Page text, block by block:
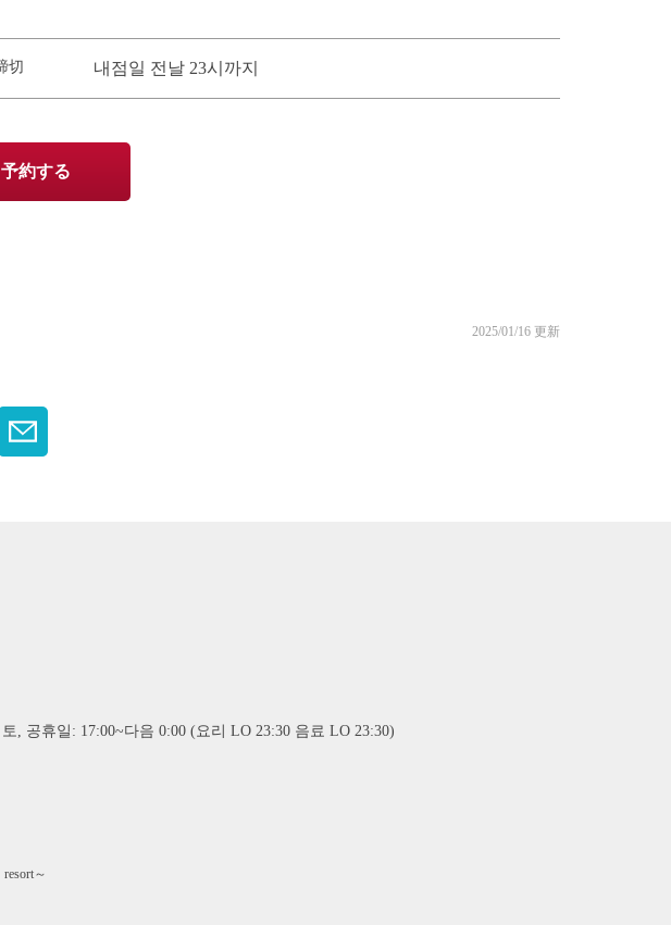
切 내점일 전날 23시까지
約する
2025/01/16 更新
, 공휴일: 17:00~다음 0:00 (요리 LO 23:30 음료 LO 23:30)
～